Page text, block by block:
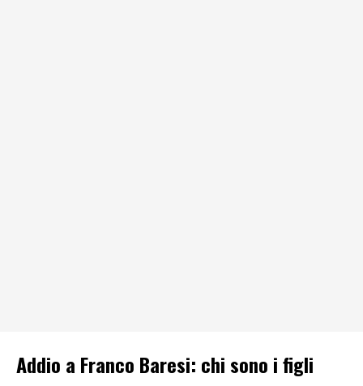
Addio a Franco Baresi: chi sono i figli